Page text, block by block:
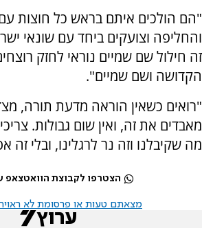
"הם הולכים איתם בראש כל חוצות
והחליפה וצועקים ביחד עם שונאי
זה חילול שם שמיים נוראי לחזק
הקדושה ושם שמיים".
"רואים כשאין הוראה מדעת תורה,
מאבדים את זה, ואין שום גבולות.
מה שקיבלנו וזה נר לרגלינו, ובלי זה
הצטרפו לקבוצת הוואטצאפ
מצאתם טעות או פרסומת לא